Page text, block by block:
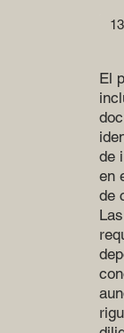
13
El
de
en
de